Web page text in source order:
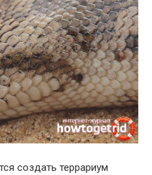
создать террариум